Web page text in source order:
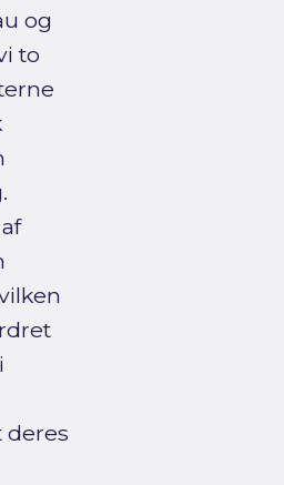
og
to
deres